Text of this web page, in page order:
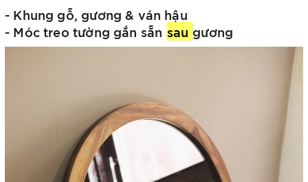
- Khung gỗ, gương & ván hậu
- Móc treo tường gắn sẵn sau gương